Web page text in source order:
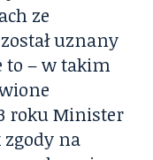
ze
uznany
to – w takim
roku Minister
na